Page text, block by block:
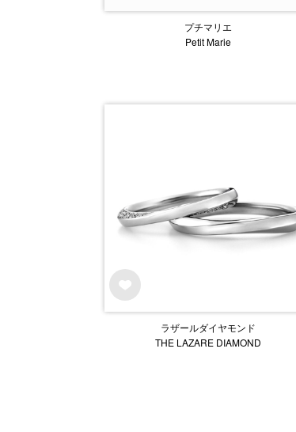
プチマリエ
Petit Marie
ラザールダイヤモンド
THE LAZARE DIAMOND